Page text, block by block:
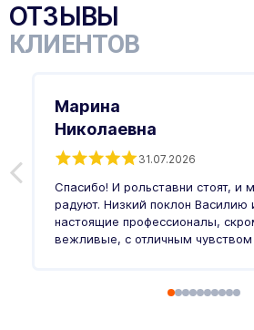
ОТЗЫВЫ
КЛИЕНТОВ
Марина
Николаевна
31.07.2026
Спасибо! И рольставни стоят, и
радуют. Низкий поклон Василию
настоящие профессионалы,
вежливые, с отличным